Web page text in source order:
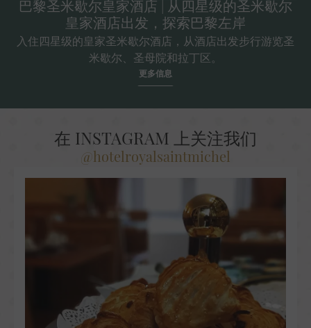
巴黎圣米歇尔皇家酒店 | 从四星级的圣米歇尔
皇家酒店出发，探索巴黎左岸
入住四星级的皇家圣米歇尔酒店，从酒店出发步行游览圣
米歇尔、圣母院和拉丁区。
更多信息
在 INSTAGRAM 上关注我们
@hotelroyalsaintmichel